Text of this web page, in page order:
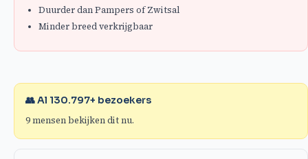
Duurder dan Pampers of Zwitsal
Minder breed verkrijgbaar
👥 Al 130.797+ bezoekers
9mensen bekijken dit nu.